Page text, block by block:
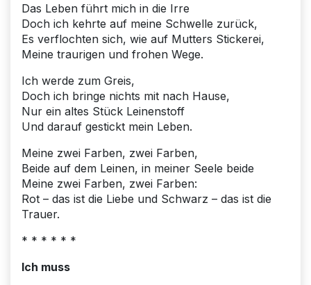
Das Leben führt mich in die Irre
Doch ich kehrte auf meine Schwelle zurück,
Es verflochten sich, wie auf Mutters Stickerei,
Meine traurigen und frohen Wege.
Ich werde zum Greis,
Doch ich bringe nichts mit nach Hause,
Nur ein altes Stück Leinenstoff
Und darauf gestickt mein Leben.
Meine zwei Farben, zwei Farben,
Beide auf dem Leinen, in meiner Seele beide
Meine zwei Farben, zwei Farben:
Rot – das ist die Liebe und Schwarz – das ist die
Trauer.
* * * * * *
Ich muss